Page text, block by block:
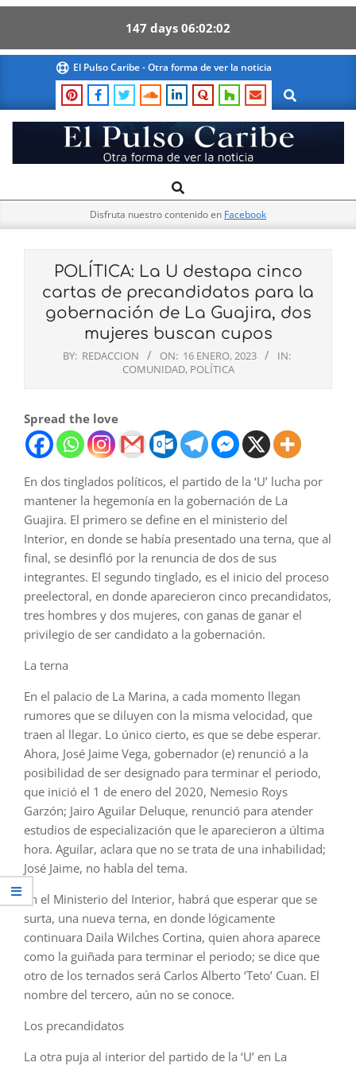
147 days 06 02 01
content
El Pulso Caribe - Otra forma de ver la noticia
Search
El
Pulso
Navigation
Search
Disfruta nuestro contenido en Facebook
POLÍTICA: La U destapa cinco
cartas de precandidatos para la
gobernación de La Guajira, dos
mujeres buscan cupos
BY: REDACCION ON: 16 ENERO, 2023
IN:
COMUNIDAD, POLÍTICA
Spread the love
En dos tinglados políticos, el partido de la ‘U’ lucha por
mantener la hegemonía en la gobernación de La
Guajira. El primero se define en el ministerio del
Interior, en donde se había presentado una terna, que al
final, se desinfló por la renuncia de dos de sus
integrantes. El segundo tinglado, es el inicio del proceso
preelectoral, en donde aparecieron cinco precandidatos,
tres hombres y dos mujeres, con ganas de ganar el
privilegio de ser candidato a la gobernación.
La terna
En el palacio de La Marina, a cada momento llegan
rumores que se diluyen con la misma velocidad, que
traen al llegar. Lo único cierto, es que se debe esperar.
Ahora, José Jaime Vega, gobernador (e) renunció a la
posibilidad de ser designado para terminar el periodo,
que inició el 1 de enero del 2020, Nemesio Roys
Garzón; Jairo Aguilar Deluque, renunció para atender
estudios de especialización que le aparecieron a última
hora. Aguilar, aclara que no se trata de una inhabilidad;
José Jaime, no habla del tema.
En el Ministerio del Interior, habrá que esperar que se
surta, una nueva terna, en donde lógicamente
continuara Daila Wilches Cortina, quien ahora aparece
como la guiñada para terminar el periodo; se dice que
otro de los ternados será Carlos Alberto ‘Teto’ Cuan. El
nombre del tercero, aún no se conoce.
Los precandidatos
La otra puja al interior del partido de la ‘U’ en La